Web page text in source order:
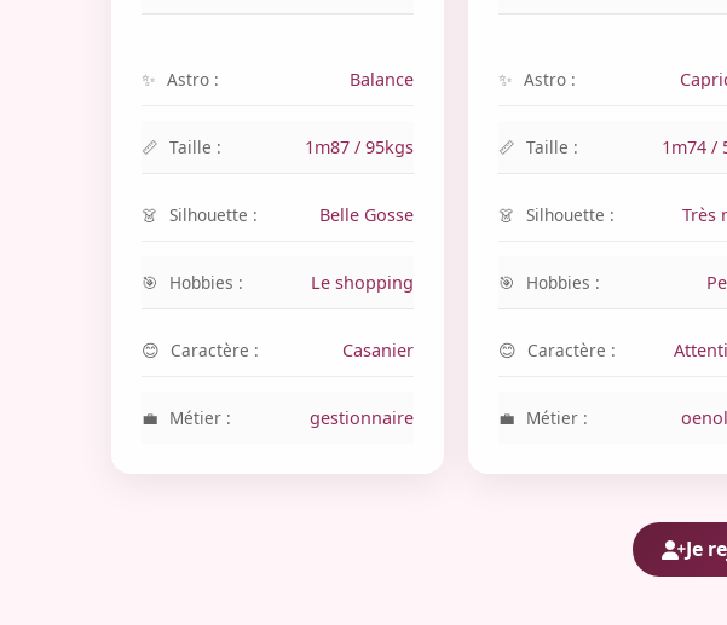
Astro : Balance
Taille : 1m87 / 95kgs
Silhouette : Belle Gosse
Hobbies : Le shopping
Caractère : Casanier
Métier : gestionnaire
Astro :
Taille : 1m74 /
Silhouette : Très
Hobbies :
Caractère :
Métier :
Je